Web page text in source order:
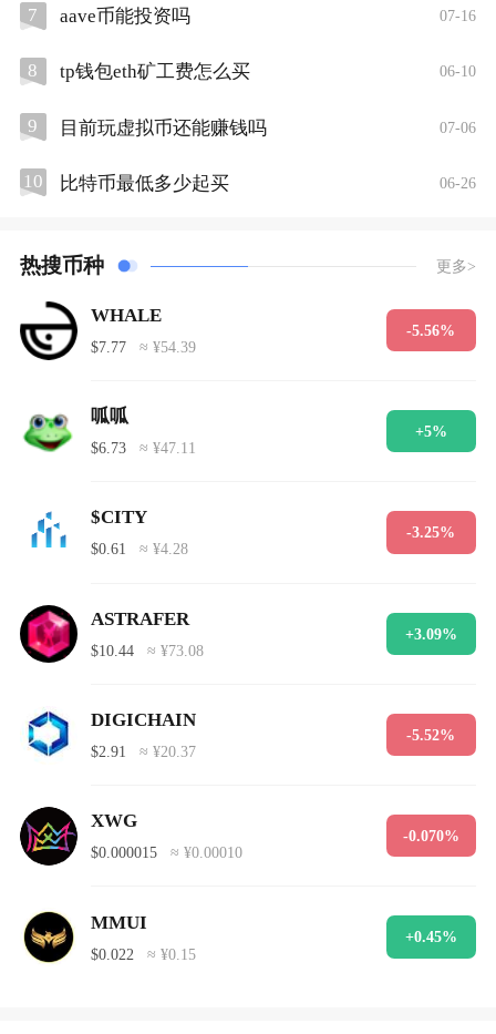
7 aave币能投资吗 07-16
8 tp钱包eth矿工费怎么买 06-10
9 目前玩虚拟币还能赚钱吗 07-06
10 比特币最低多少起买 06-26
热搜币种 更多>
WHALE
$7.77 ≈ ¥54.39
-5.56%
呱呱
$6.73 ≈ ¥47.11
+5%
$CITY
$0.61 ≈ ¥4.28
-3.25%
ASTRAFER
$10.44 ≈ ¥73.08
+3.09%
DIGICHAIN
$2.91 ≈ ¥20.37
-5.52%
XWG
$0.000015 ≈ ¥0.00010
-0.070%
MMUI
$0.022 ≈ ¥0.15
+0.45%